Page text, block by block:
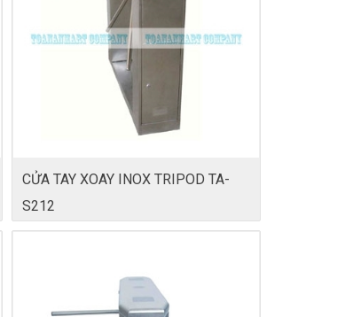
CỬA TAY XOAY INOX TRIPOD TA-
S212